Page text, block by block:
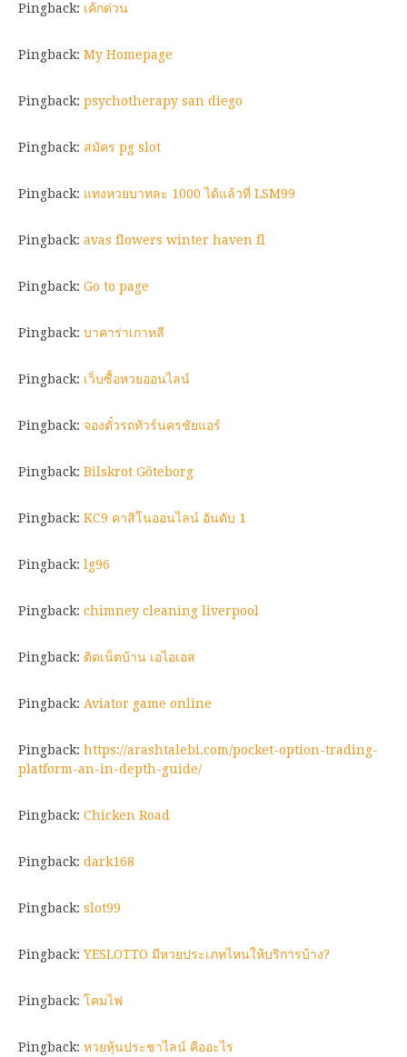
Pingback: เค้กด่วน
Pingback: My Homepage
Pingback: psychotherapy san diego
Pingback: สมัคร pg slot
Pingback: แทงหวยบาทละ 1000 ได้แล้วที่ LSM99
Pingback: avas flowers winter haven fl
Pingback: Go to page
Pingback: บาคาร่าเกาหลี
Pingback: เว็บซื้อหวยออนไลน์
Pingback: จองตั๋วรถทัวร์นครชัยแอร์
Pingback: Bilskrot Göteborg
Pingback: KC9 คาสิโนออนไลน์ อันดับ 1
Pingback: lg96
Pingback: chimney cleaning liverpool
Pingback: ติดเน็ตบ้าน เอไอเอส
Pingback: Aviator game online
Pingback: https://arashtalebi.com/pocket-option-trading-
platform-an-in-depth-guide/
Pingback: Chicken Road
Pingback: dark168
Pingback: slot99
Pingback: YESLOTTO มีหวยประเภทไหนให้บริการบ้าง?
Pingback: โคมไฟ
Pingback: หวยหุ้นประชาไลน์ คืออะไร